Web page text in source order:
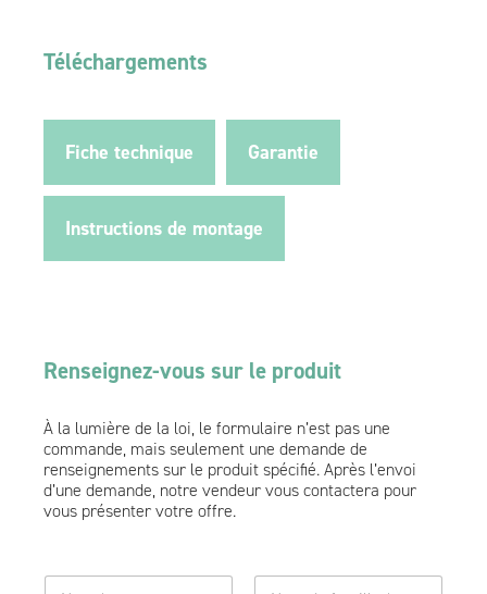
Téléchargements
Fiche technique Garantie
Instructions de montage
Renseignez-vous sur le produit
À la lumière de la loi, le formulaire n’est pas une
commande, mais seulement une demande de
renseignements sur le produit spécifié. Après l’envoi
d’une demande, notre vendeur vous contactera pour
vous présenter votre offre.
n